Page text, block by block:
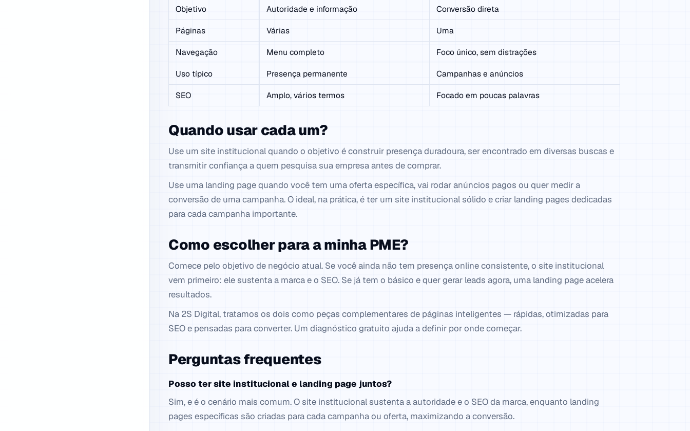
Objetivo
Autoridade e informação
Conversão direta
Páginas
Várias
Uma
Navegação
Menu completo
Foco único, sem distrações
Uso típico
Presença permanente
Campanhas e anúncios
SEO
Amplo, vários termos Focado em poucas palavras
Quando usar cada um?
Use um site institucional quando o objetivo é construir presença duradoura, ser encontrado em diversas buscas e
transmitir confiança a quem pesquisa sua empresa antes de comprar.
Use uma landing page quando você tem uma oferta específica, vai rodar anúncios pagos ou quer medir a
conversão de uma campanha. O ideal, na prática, é ter um site institucional sólido e criar landing pages dedicadas
para cada campanha importante.
Como escolher para a minha PME?
Comece pelo objetivo de negócio atual. Se você ainda não tem presença online consistente, o site institucional
vem primeiro: ele sustenta a marca e o SEO. Se já tem o básico e quer gerar leads agora, uma landing page acelera
resultados.
Na 2S Digital, tratamos os dois como peças complementares de páginas inteligentes — rápidas, otimizadas para
SEO e pensadas para converter. Um diagnóstico gratuito ajuda a definir por onde começar.
Perguntas frequentes
Posso ter site institucional e landing page juntos?
Sim, e é o cenário mais comum. O site institucional sustenta a autoridade e o SEO da marca, enquanto landing
pages específicas são criadas para cada campanha ou oferta, maximizando a conversão.